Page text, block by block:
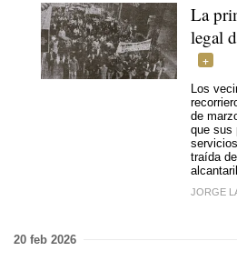
La
legal
Los
de
que sus
traída
JORGE
20 feb 2026